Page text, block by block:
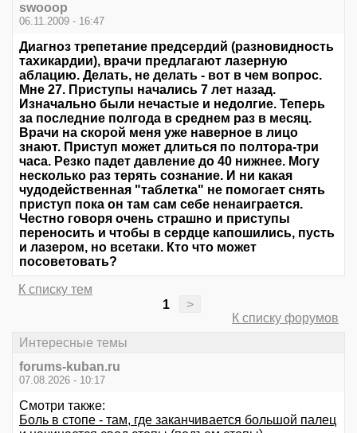
swooop
06.11.2009 - 16:47
Диагноз трепетание предсердий (разновидность
тахикардии), врачи предлагают лазерную
аблацию. Делать, не делать - вот в чем вопрос.
Мне 27. Приступы начались 7 лет назад.
Изначально были нечастые и недолгие. Теперь
за последние полгода в среднем раз в месяц.
Врачи на скорой меня уже наверное в лицо
знают. Приступ может длиться по полтора-три
часа. Резко падет давление до 40 нижнее. Могу
несколько раз терять сознание. И ни какая
чудодейственная "таблетка" не помогает снять
приступ пока он там сам себе ненаиграется.
Честно говоря очень страшно и приступы
переносить и чтобы в сердце капошились, пусть
и лазером, но всетаки. Кто что может
посоветовать?
К списку тем
1
>
К списку форумов
Интересные темы
forums-kuban.ru
07.08.2026 - 10:17
Смотри также:
Боль в стопе - там, где заканчивается большой палец